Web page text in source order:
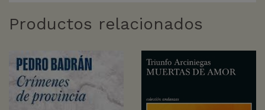
Productos relacionados